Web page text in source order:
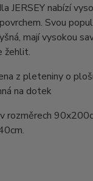
JERSEY nabízí
Svou
mají vysokou
žehlit.
z pleteniny o
na dotek
rozměrech